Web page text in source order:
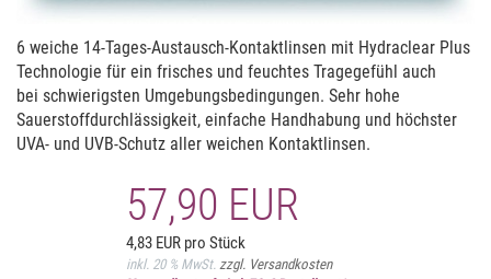
6 weiche 14-Tages-Austausch-Kontaktlinsen mit Hydraclear Plus
Technologie für ein frisches und feuchtes Tragegefühl auch
bei schwierigsten Umgebungsbedingungen. Sehr hohe
Sauerstoffdurchlässigkeit, einfache Handhabung und höchster
UVA- und UVB-Schutz aller weichen Kontaktlinsen.
57,90 EUR
4,83 EUR pro Stück
inkl. 20 % MwSt. zzgl. Versandkosten